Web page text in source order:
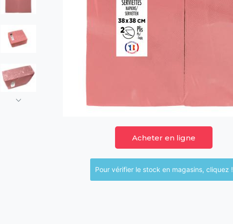
Acheter en ligne
Pour vérifier le stock en magasins, cliquez !